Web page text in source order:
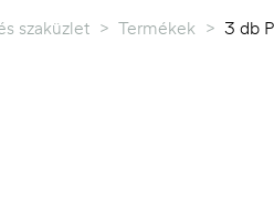
szaküzlet > Termékek > 3 db